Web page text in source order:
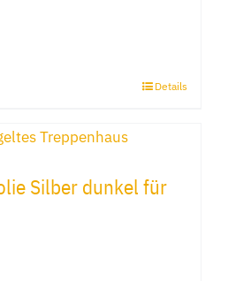
Details
Silber dunkel für